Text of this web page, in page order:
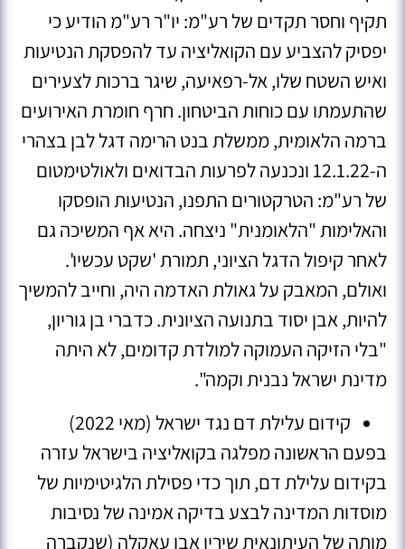
תקיף וחסר תקדים של רע"מ: יו"ר רע"מ הודיע כי
יפסיק להצביע עם הקואליציה עד להפסקת הנטיעות
ואיש השטח שלו, אל-רפאיעה, שיגר ברכות לצעירים
שהתעמתו עם כוחות הביטחון. חרף חומרת האירועים
ברמה הלאומית, ממשלת בנט הרימה דגל לבן בצהרי
ה-12.1.22 ונכנעה לפרעות הבדואים ולאולטימטום
של רע"מ: הטרקטורים התפנו, הנטיעות הופסקו
והאלימות "הלאומנית" ניצחה. היא אף המשיכה גם
לאחר קיפול הדגל הציוני, תמורת 'שקט עכשיו'.
ואולם, המאבק על גאולת האדמה היה, וחייב להמשיך
להיות, אבן יסוד בתנועה הציונית. כדברי בן גוריון,
"בלי הזיקה העמוקה למולדת קדומים, לא היתה
מדינת ישראל נבנית וקמה".
קידום עלילת דם נגד ישראל (מאי 2022)
בפעם הראשונה מפלגה בקואליציה בישראל עזרה
בקידום עלילת דם, תוך כדי פסילת הלגיטימיות של
מוסדות המדינה לבצע בדיקה אמינה של נסיבות
מותה של העיתונאית שירין אבו עאקלה (שנקברה